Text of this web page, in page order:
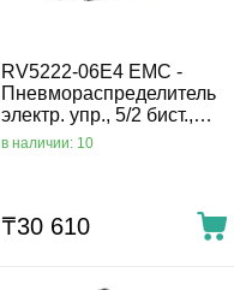
RV5222-06E4 EMC -
Пневмораспределитель
электр. упр., 5/2 бист.,
G1/8, 24 VDC
в наличии: 10
₸30 610